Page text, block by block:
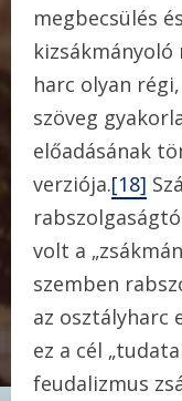
megbecsülés
kizsákmányoló
harc olyan
szöveg
előadásának
verziója.[18]
volt a
szemben
az osztályharc
ez a cél
feudalizmus